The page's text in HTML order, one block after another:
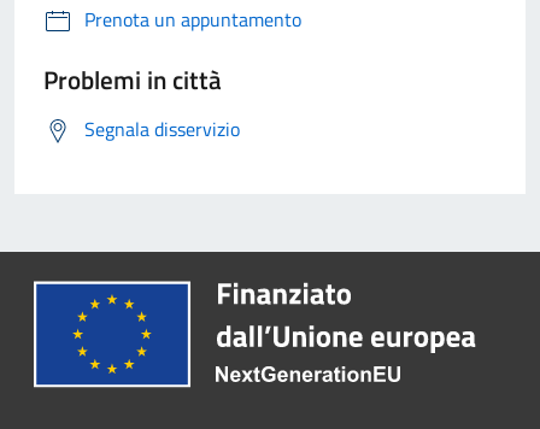
Prenota un appuntamento
Problemi in città
Segnala disservizio